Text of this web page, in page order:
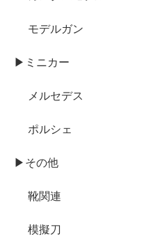
モデルガン
▶ミニカー
メルセデス
ポルシェ
▶その他
靴関連
模擬刀